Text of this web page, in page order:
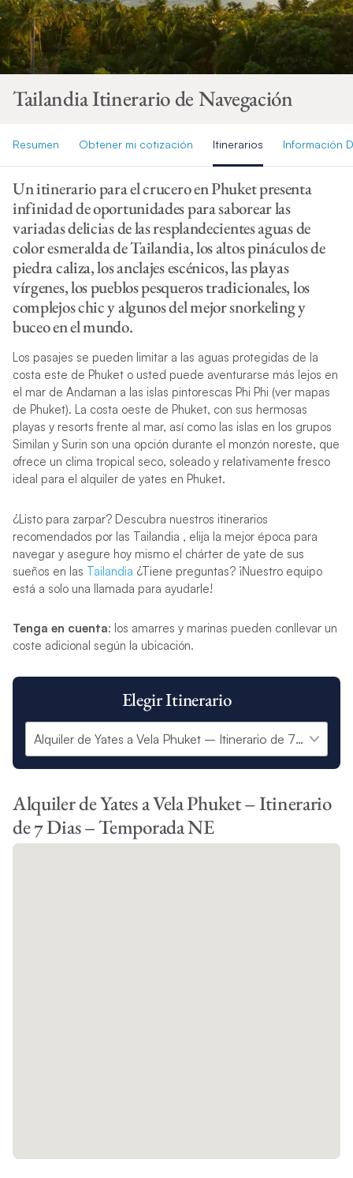
Tailandia Itinerario de Navegación
Resumen Obtener mi cotización Itinerarios Información
Un itinerario para el crucero en Phuket presenta
infinidad de oportunidades para saborear las
variadas delicias de las resplandecientes aguas de
color esmeralda de Tailandia, los altos pináculos de
piedra caliza, los anclajes escénicos, las playas
vírgenes, los pueblos pesqueros tradicionales, los
complejos chic y algunos del mejor snorkeling y
buceo en el mundo.
Los pasajes se pueden limitar a las aguas protegidas de la
costa este de Phuket o usted puede aventurarse más lejos en
el mar de Andaman a las islas pintorescas Phi Phi (ver mapas
de Phuket). La costa oeste de Phuket, con sus hermosas
playas y resorts frente al mar, así como las islas en los grupos
Similan y Surin son una opción durante el monzón noreste, que
ofrece un clima tropical seco, soleado y relativamente fresco
ideal para el alquiler de yates en Phuket.
¿Listo para zarpar? Descubra nuestros itinerarios
recomendados por las Tailandia​ , elija la mejor época para
navegar y asegure hoy mismo el chárter de yate de sus
sueños en las Tailandia ¿Tiene preguntas? ¡Nuestro equipo
está a solo una llamada para ayudarle!
Tenga en cuenta: los amarres y marinas pueden conllevar un
coste adicional según la ubicación.
Elegir Itinerario
Alquiler de Yates a Vela Phuket – Itinerario
de 7 Dias – Temporada NE